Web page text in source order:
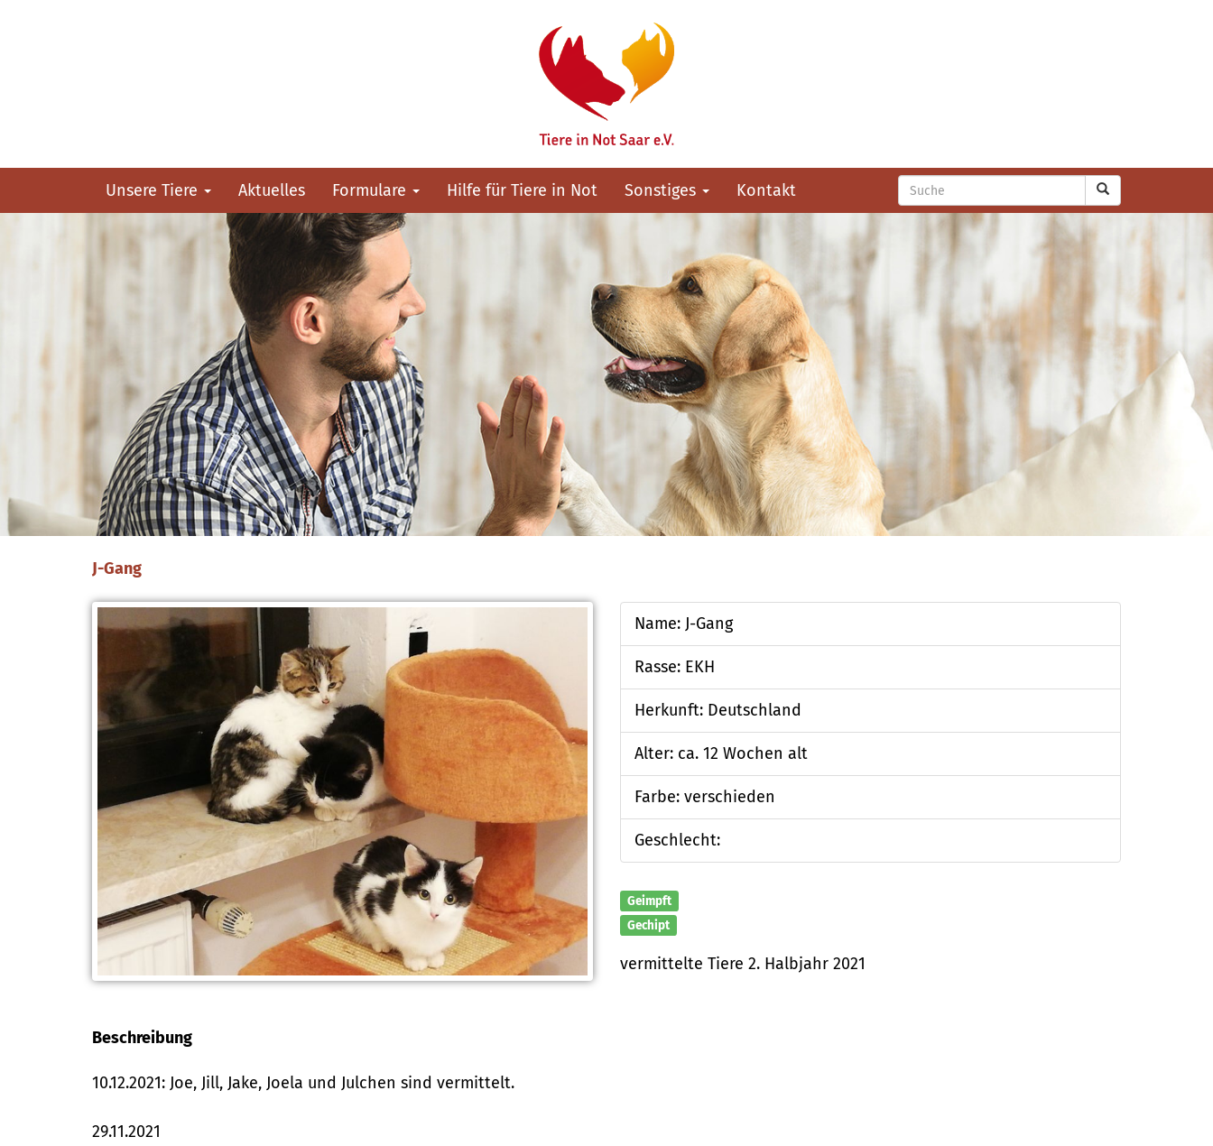
Unsere Tiere Aktuelles Formulare Hilfe für Tiere in Not Sonstiges Kontakt
J-Gang
Name: J-Gang
Rasse: EKH
Herkunft: Deutschland
Alter: ca. 12 Wochen alt
Farbe: verschieden
Geschlecht:
Geimpft
Gechipt
vermittelte Tiere 2. Halbjahr 2021
Beschreibung
10.12.2021: Joe, Jill, Jake, Joela und Julchen sind vermittelt.
29.11.2021